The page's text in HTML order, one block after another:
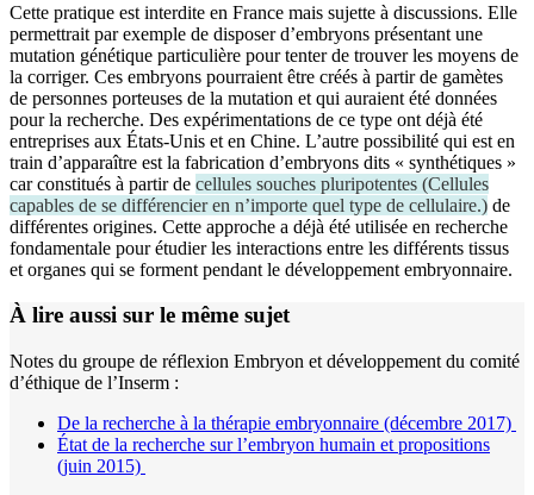
Cette pratique est interdite en France mais sujette à discussions. Elle
permettrait par exemple de disposer d’embryons présentant une
mutation génétique particulière pour tenter de trouver les moyens de
la corriger. Ces embryons pourraient être créés à partir de gamètes
de personnes porteuses de la mutation et qui auraient été données
pour la recherche. Des expérimentations de ce type ont déjà été
entreprises aux États-Unis et en Chine. L’autre possibilité qui est en
train d’apparaître est la fabrication d’embryons dits « synthétiques »
car constitués à partir de cellules souches pluripotentes (Cellules
capables de se différencier en n’importe quel type de cellulaire.) de
différentes origines. Cette approche a déjà été utilisée en recherche
fondamentale pour étudier les interactions entre les différents tissus
et organes qui se forment pendant le développement embryonnaire.
À lire aussi sur le même sujet
Notes du groupe de réflexion Embryon et développement du comité
d’éthique de l’Inserm :
De la recherche à la thérapie embryonnaire (décembre 2017)
État de la recherche sur l’embryon humain et propositions
(juin 2015)